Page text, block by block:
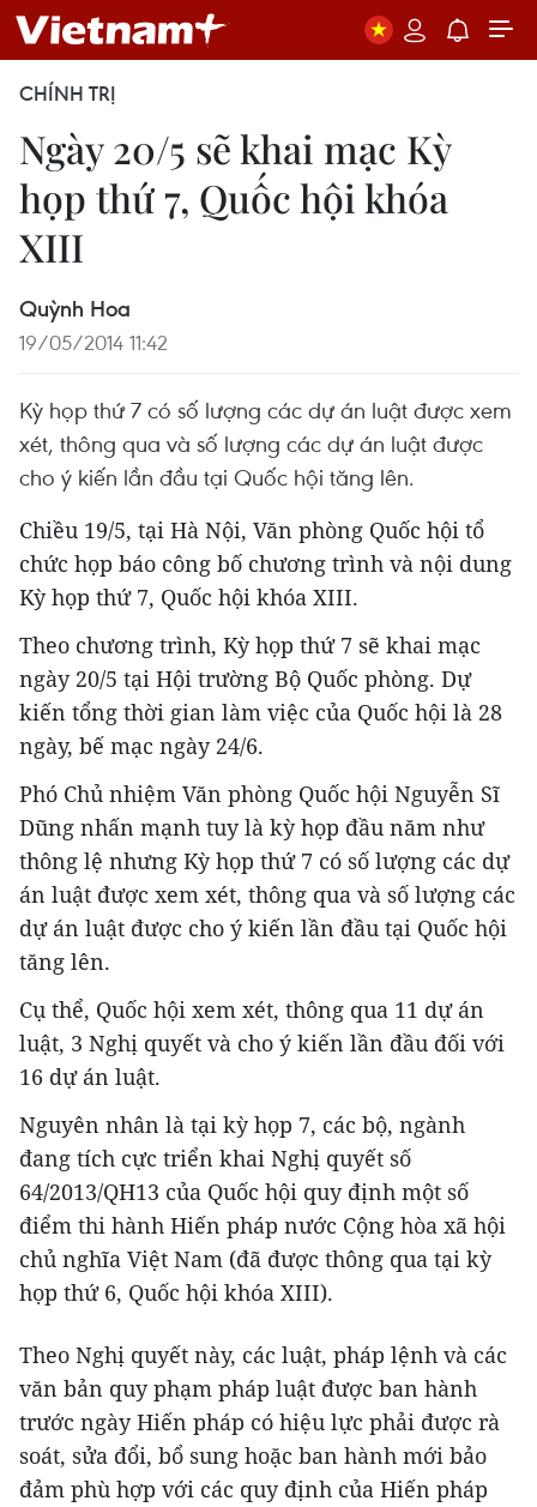
CHÍNH TRỊ
Ngày 20/5 sẽ khai mạc Kỳ
họp thứ 7, Quốc hội khóa
XIII
Quỳnh Hoa
19/05/2014 11:42
Kỳ họp thứ 7 có số lượng các dự án luật được xem
xét, thông qua và số lượng các dự án luật được
cho ý kiến lần đầu tại Quốc hội tăng lên.
Chiều 19/5, tại Hà Nội, Văn phòng Quốc hội tổ
chức họp báo công bố chương trình và nội dung
Kỳ họp thứ 7, Quốc hội khóa XIII.
Theo chương trình, Kỳ họp thứ 7 sẽ khai mạc
ngày 20/5 tại Hội trường Bộ Quốc phòng. Dự
kiến tổng thời gian làm việc của Quốc hội là 28
ngày, bế mạc ngày 24/6.
Phó Chủ nhiệm Văn phòng Quốc hội Nguyễn Sĩ
Dũng nhấn mạnh tuy là kỳ họp đầu năm như
thông lệ nhưng Kỳ họp thứ 7 có số lượng các dự
án luật được xem xét, thông qua và số lượng các
dự án luật được cho ý kiến lần đầu tại Quốc hội
tăng lên.
Cụ thể, Quốc hội xem xét, thông qua 11 dự án
luật, 3 Nghị quyết và cho ý kiến lần đầu đối với
16 dự án luật.
Nguyên nhân là tại kỳ họp 7, các bộ, ngành
đang tích cực triển khai Nghị quyết số
64/2013/QH13 của Quốc hội quy định một số
điểm thi hành Hiến pháp nước Cộng hòa xã hội
chủ nghĩa Việt Nam (đã được thông qua tại kỳ
họp thứ 6, Quốc hội khóa XIII).
Theo Nghị quyết này, các luật, pháp lệnh và các
văn bản quy phạm pháp luật được ban hành
trước ngày Hiến pháp có hiệu lực phải được rà
soát, sửa đổi, bổ sung hoặc ban hành mới bảo
đảm phù hợp với các quy định của Hiến pháp